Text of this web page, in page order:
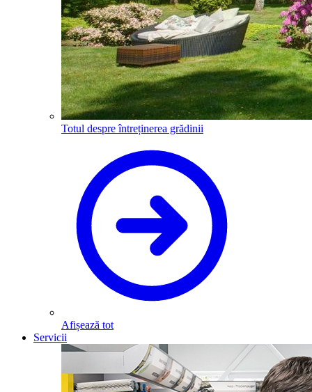
Totul despre întreținerea grădinii
Afișează tot
Servicii